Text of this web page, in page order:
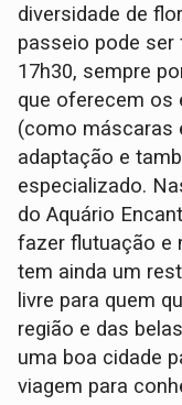
diversidade de
passeio pode
17h30, sempre
que oferecem os
(como máscaras
adaptação e
especializado.
do Aquário
fazer flutuação e
tem ainda um
livre para quem
região e das
uma boa cidade
viagem para